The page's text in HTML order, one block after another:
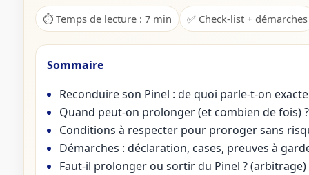
⏱️ Temps de lecture : 7 min ✅ Check-list + démarches
Sommaire
Reconduire son Pinel : de quoi parle-t-on
Quand peut-on prolonger (et combien de fois) ?
Conditions à respecter pour proroger sans
Démarches : déclaration, cases, preuves à
Faut-il prolonger ou sortir du Pinel ? (arbitrage)